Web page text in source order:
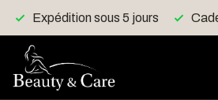
Cadeau gratuit > 40 euro